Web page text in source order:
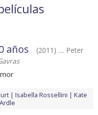
años
(2011) .... Peter
Isabella Rossellini
Kate